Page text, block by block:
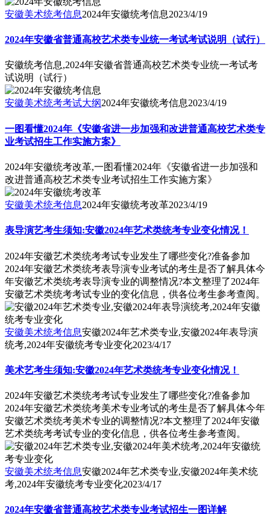
安徽美术统考信息2024年安徽统考信息2023/4/19
2024年安徽省普通高校艺术类专业统一考试考试说明（试行）
安徽统考信息,2024年安徽省普通高校艺术类专业统一考试考
试说明（试行）
安徽美术统考考试大纲2024年安徽统考信息2023/4/19
一图看懂2024年《安徽省进一步加强和改进普通高校艺术类专
业考试招生工作实施方案》
2024年安徽统考改革,一图看懂2024年《安徽省进一步加强和
改进普通高校艺术类专业考试招生工作实施方案》
安徽美术统考信息2024年安徽统考改革2023/4/19
表导演艺考生须知:安徽2024年艺术类统考专业变化情况！
2024年安徽艺术类统考考试专业发生了哪些变化?准备参加
2024年安徽艺术类统考表导演专业考试的考生是否了解具体今
年安徽艺术类统考表导演专业的调整情况?本文整理了2024年
安徽艺术类统考考试专业的变化信息，供各位考生参考查阅。
安徽美术统考信息安徽2024年艺术类专业,安徽2024年表导演
统考,2024年安徽统考专业变化2023/4/17
美术艺考生须知:安徽2024年艺术类统考专业变化情况！
2024年安徽艺术类统考考试专业发生了哪些变化?准备参加
2024年安徽艺术类统考美术专业考试的考生是否了解具体今年
安徽艺术类统考美术专业的调整情况?本文整理了2024年安徽
艺术类统考考试专业的变化信息，供各位考生参考查阅。
安徽美术统考信息安徽2024年艺术类专业,安徽2024年美术统
考,2024年安徽统考专业变化2023/4/17
2024年安徽省普通高校艺术类专业考试招生一图详解